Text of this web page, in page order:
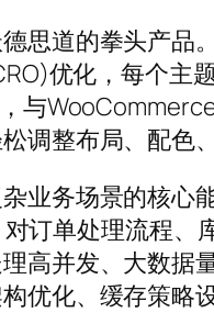
思道的拳头产品
优化，每个主
与
调整布局、配色
业务场景的核心
订单处理流程、
高并发、大数据
优化、缓存策略